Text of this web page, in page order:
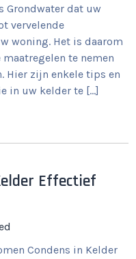
Grondwater dat uw
vervelende
woning. Het is daarom
te nemen
Hier zijn enkele tips en
in uw kelder te […]
Effectief
Condens in Kelder